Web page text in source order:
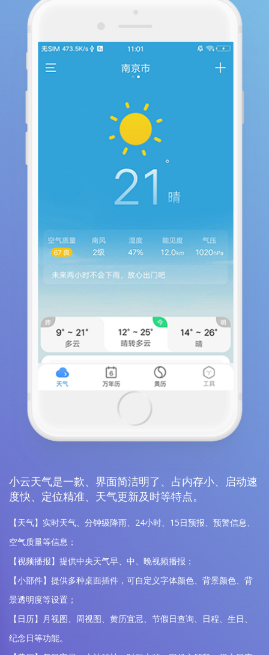
小云天气是一款、界面简洁明了、占内存小、启动速
度快、定位精准、天气更新及时等特点。
【天气】实时天气、分钟级降雨、24小时、15日预报、预警信息、
空气质量等信息；
【视频播报】提供中央天气早、中、晚视频播报；
【小部件】提供多种桌面插件，可自定义字体颜色、背景颜色、背
景透明度等设置；
【日历】月视图、周视图、黄历宜忌、节假日查询、日程、生日、
纪念日等功能。